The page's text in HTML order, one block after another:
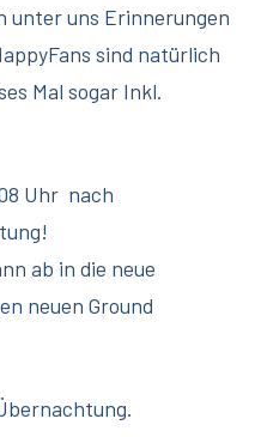
unter uns Erinnerungen
sind natürlich
Mal sogar Inkl.
Uhr nach
ab in die neue
neuen Ground